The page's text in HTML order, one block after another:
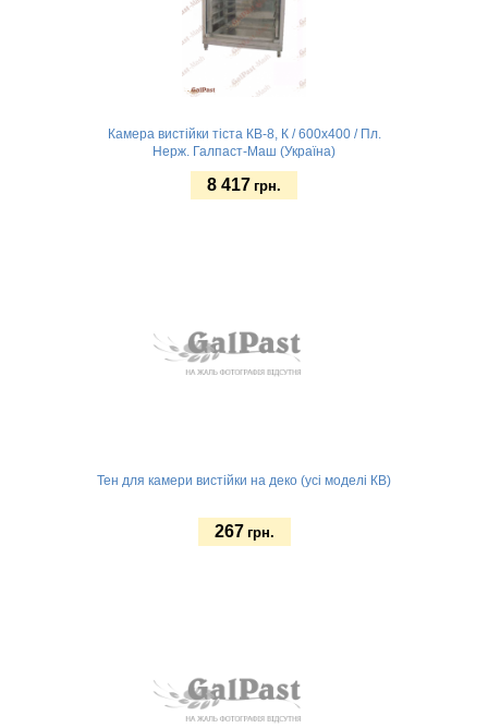
Камера вистійки тіста КВ-8, К / 600х400 / Пл.
Нерж. Галпаст-Маш (Україна)
8 417 грн.
Тен для камери вистійки на деко (усі моделі КВ)
267 грн.